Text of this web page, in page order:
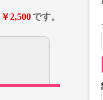
￥2,500です。